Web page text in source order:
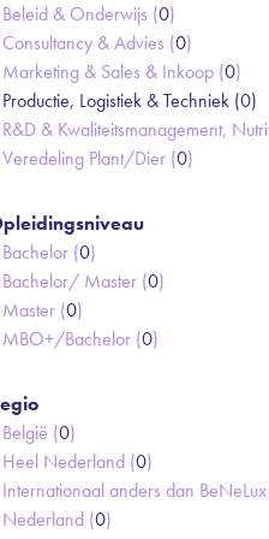
Beleid & Onderwijs (0)
Consultancy & Advies (0)
Marketing & Sales & Inkoop (0)
Productie, Logistiek & Techniek (0)
R&D & Kwaliteitsmanagement,
Veredeling Plant/Dier (0)
Bachelor (0)
Bachelor/ Master (0)
Master (0)
MBO+/Bachelor (0)
België (0)
Heel Nederland (0)
Internationaal anders dan
Nederland (0)